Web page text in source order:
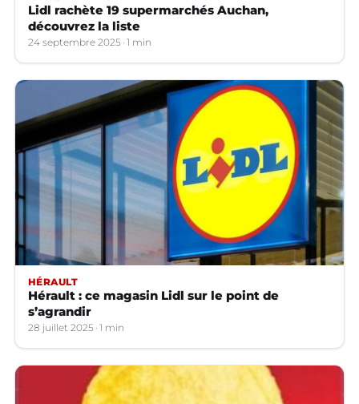
Lidl rachète 19 supermarchés Auchan,
découvrez la liste
24 septembre 2025 1 min
HÉRAULT
Hérault : ce magasin Lidl sur le point de
s’agrandir
28 juillet 2025 1 min